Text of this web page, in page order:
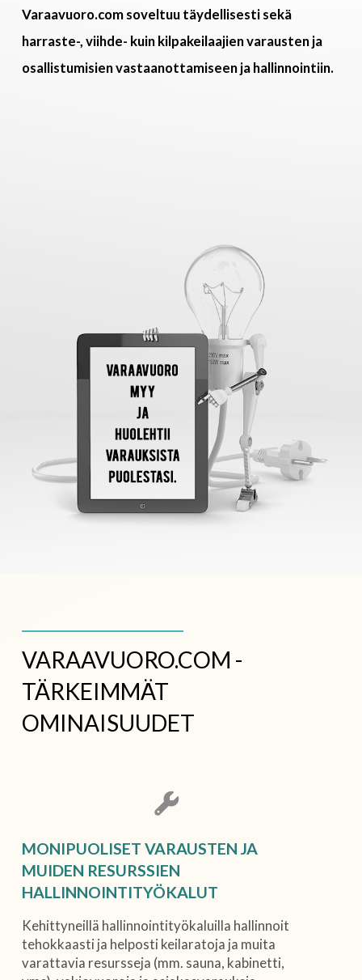
Varaavuoro.com soveltuu täydellisesti sekä
harraste-, viihde- kuin kilpakeilaajien varausten ja
osallistumisien vastaanottamiseen ja hallinnointiin.
VARAAVUORO.COM -
TÄRKEIMMÄT
OMINAISUUDET
MONIPUOLISET VARAUSTEN JA
MUIDEN RESURSSIEN
HALLINNOINTITYÖKALUT
Kehittyneillä hallinnointityökaluilla hallinnoit
tehokkaasti ja helposti keilaratoja ja muita
varattavia resursseja (mm. sauna, kabinetti,